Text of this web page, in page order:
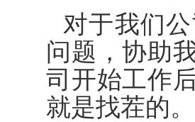
对于我们
问题，协助
司开始工作
就是找茬的。